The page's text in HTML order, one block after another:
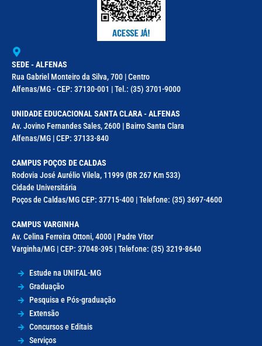
SEDE - ALFENAS
Rua Gabriel Monteiro da Silva, 700 | Centro
Alfenas/MG - CEP: 37130-001 | Tel.: (35) 3701-9000
UNIDADE EDUCACIONAL SANTA CLARA - ALFENAS
Av. Jovino Fernandes Sales, 2600 | Bairro Santa Clara
Alfenas/MG | CEP: 37133-840
CAMPUS POÇOS DE CALDAS
Rodovia José Aurélio Vilela, 11999 (BR 267 Km 533)
Cidade Universitária
Poços de Caldas/MG CEP: 37715-400 | Telefone: (35) 3697-4600
CAMPUS VARGINHA
Av. Celina Ferreira Ottoni, 4000 | Padre Vitor
Varginha/MG | CEP: 37048-395 | Telefone: (35) 3219-8640
Estude na UNIFAL-MG
Graduação
Pesquisa e Pós-graduação
Extensão
Concursos e Editais
Serviços